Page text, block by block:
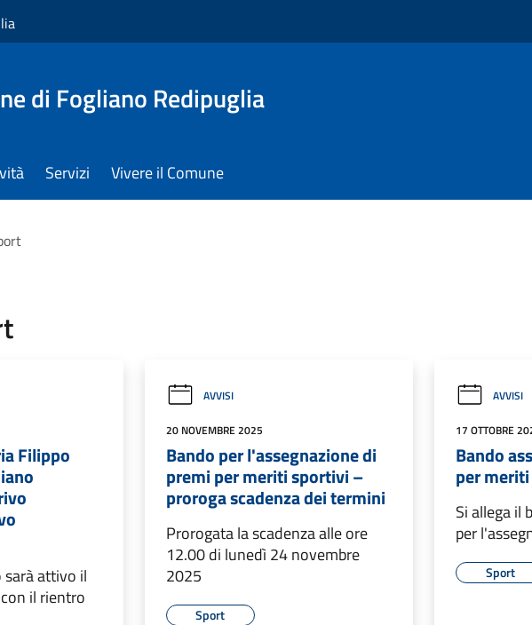
di Fogliano Redipuglia
Servizi Vivere il Comune
Filippo
sarà attivo il
il rientro
AVVISI
20 NOVEMBRE 2025
Bando per l'assegnazione di
premi per meriti sportivi –
proroga scadenza dei termini
Prorogata la scadenza alle ore
12.00 di lunedì 24 novembre
2025
Sport
AVVISI
17 OTTOBRE
Bando
per
Si allega il
per
Sport